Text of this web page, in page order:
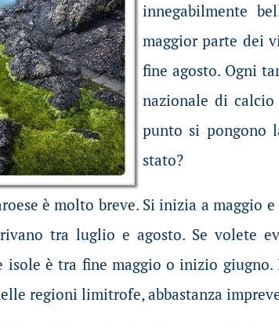
innegabilmente
maggior parte dei
fine agosto. Ogni
nazionale di
punto si pongono
stato?
è molto breve. Si inizia a maggio
tra luglio e agosto. Se volete
è tra fine maggio o inizio
regioni limitrofe, abbastanza